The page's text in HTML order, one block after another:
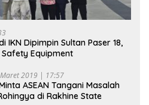
IKN Dipimpin Sultan Paser 18,
Equipment
2019 | 17:57
ASEAN Tangani Masalah
di Rakhine State